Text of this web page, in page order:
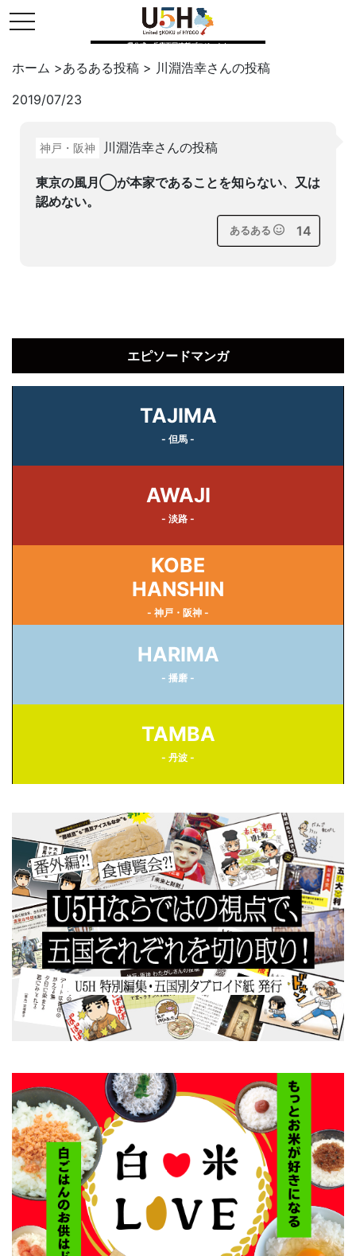
toggle navigation
県公式・兵庫五国連邦プロジェクト
ホーム >あるある投稿 > 川淵浩幸さんの投稿
2019/07/23
神戸・阪神 川淵浩幸さんの投稿
東京の風月◯が本家であることを知らない、又は
認めない。
あるある 14
エピソードマンガ
TAJIMA
- 但馬 -
AWAJI
- 淡路 -
KOBE
HANSHIN
- 神戸・阪神 -
HARIMA
- 播磨 -
TAMBA
- 丹波 -